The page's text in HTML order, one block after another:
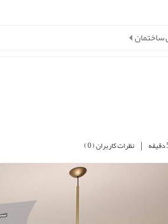
ساختمان
| نظرات کاربران ( 0 )